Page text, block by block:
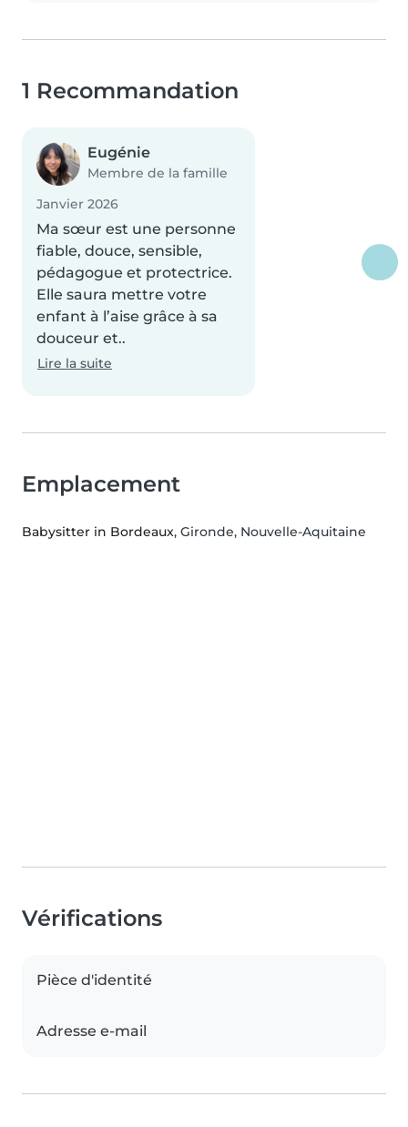
1 Recommandation
Eugénie
Membre de la famille
Janvier 2026
Ma sœur est une personne
fiable, douce, sensible,
pédagogue et protectrice.
Elle saura mettre votre
enfant à l’aise grâce à sa
douceur et..
Lire la suite
Emplacement
Babysitter in Bordeaux, Gironde, Nouvelle-Aquitaine
Vérifications
Pièce d'identité
Adresse e-mail